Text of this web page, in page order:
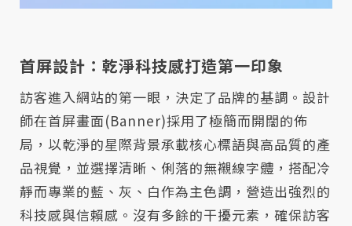
首屏設計：乾淨科技感打造第一印象
訪客進入網站的第一眼，決定了品牌的基調。設計
師在首屏畫面(Banner)採用了極簡而開闊的佈
局，以乾淨的星際背景承載核心標語與高品質的產
品視覺，並選擇清晰、俐落的無襯線字體，搭配冷
靜而專業的藍、灰、白作為主色調，營造出強烈的
科技感與信賴感。沒有多餘的干擾元素，確保訪客